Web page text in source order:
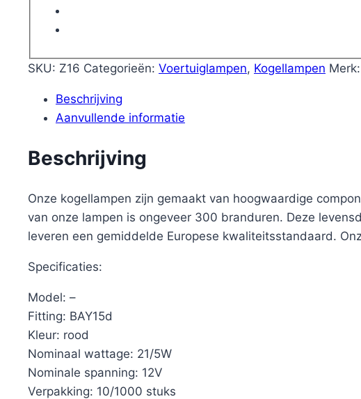
ROOD
aantal
SKU: Z16 Categorieën: Voertuiglampen, Kogellampen Merk:
Beschrijving
Aanvullende informatie
Beschrijving
Onze kogellampen zijn gemaakt van hoogwaardige
van onze lampen is ongeveer 300 branduren. Deze
leveren een gemiddelde Europese kwaliteitsstandaard.
Specificaties:
Model: –
Fitting: BAY15d
Kleur: rood
Nominaal wattage: 21/5W
Nominale spanning: 12V
Verpakking: 10/1000 stuks